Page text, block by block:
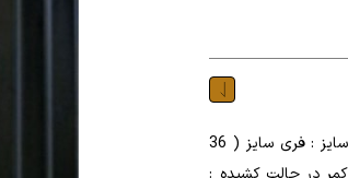
شلوار جنس : کبریتی تسلا رنگ : مشکی سایز : فری سایز ( 36